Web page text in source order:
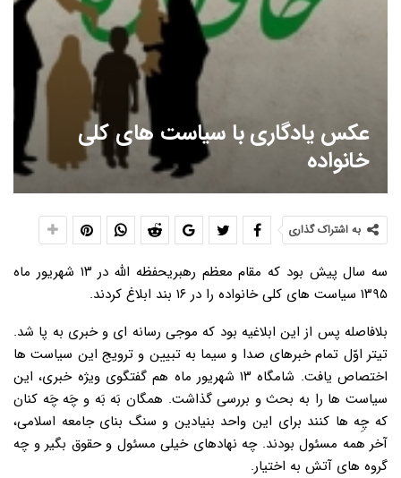
عکس یادگاری با سیاست های کلی
خانواده
به اشتراک گذاری
سه سال پیش بود که مقام معظم رهبریحفظه الله در ۱۳ شهریور ماه
۱۳۹۵ سیاست های کلی خانواده را در ۱۶ بند ابلاغ کردند.
بلافاصله پس از این ابلاغیه بود که موجی رسانه ای و خبری به پا شد.
تیتر اوّل تمام خبرهای صدا و سیما به تبیین و ترویج این سیاست ها
اختصاص یافت. شامگاه ۱۳ شهریور ماه هم گفتگوی ویژه خبری، این
سیاست ها را به بحث و بررسی گذاشت. همگان بَه بَه و چَه چَه کنان
که چِه ها کنند برای این واحد بنیادین و سنگ بنای جامعه اسلامی،
آخر همه مسئول بودند. چه نهادهای خیلی مسئول و حقوق بگیر و چه
گروه های آتش به اختیار.